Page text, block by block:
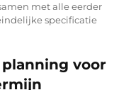
met alle eerder
specificatie
voor